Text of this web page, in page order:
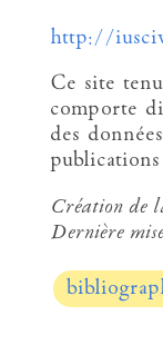
http://
Ce site
comporte
des
Création de
Dernière